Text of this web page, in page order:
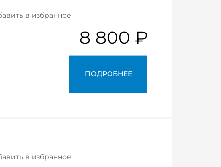
8 800 ₽
ПОДРОБНЕЕ
в избранное
в избранное